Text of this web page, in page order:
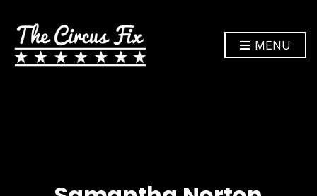
MENU